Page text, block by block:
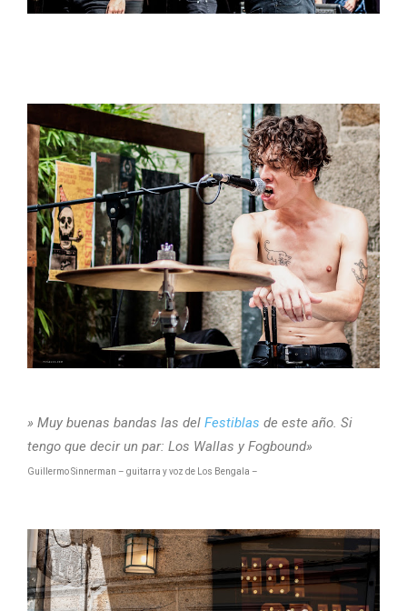
» Muy buenas bandas las del Festiblas de este año. Si
tengo que decir un par: Los Wallas y Fogbound»
Guillermo Sinnerman – guitarra y voz de Los Bengala –